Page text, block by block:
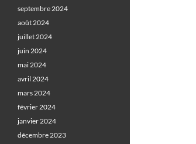
septembre 2024
août 2024
juillet 2024
juin 2024
mai 2024
avril 2024
mars 2024
février 2024
janvier 2024
décembre 2023